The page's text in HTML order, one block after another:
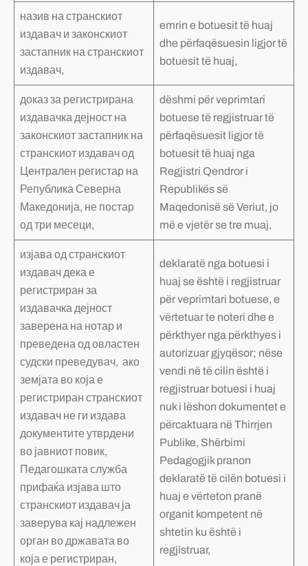
назив на странскиот
издавач и законскиот
застапник на странскиот
издавач,
emrin e botuesit të huaj
dhe përfaqësuesin ligjor të
botuesit të huaj,
доказ за регистрирана
издавачка дејност на
законскиот застапник на
странскиот издавач од
Централен регистар на
Република Северна
Македонија, не постар
од три месеци,
dëshmi për veprimtari
botuese të regjistruar të
përfaqësuesit ligjor të
botuesit të huaj nga
Regjistri Qendror i
Republikës së
Maqedonisë së Veriut, jo
më e vjetër se tre muaj,
изјава од странскиот
издавач дека е
регистриран за
издавачка дејност
заверена на нотар и
преведена од овластен
судски преведувач, ако
земјата во која е
регистриран странскиот
издавач не ги издава
документите утврдени
во јавниот повик,
Педагошката служба
прифаќа изјава што
странскиот издавач ја
заверува кај надлежен
орган во државата во
која е регистриран,
deklaratë nga botuesi i
huaj se është i regjistruar
për veprimtari botuese, e
vërtetuar te noteri dhe e
përkthyer nga përkthyes i
autorizuar gjyqësor; nëse
vendi në të cilin është i
regjistruar botuesi i huaj
nuk i lëshon dokumentet e
përcaktuara në Thirrjen
Publike, Shërbimi
Pedagogjik pranon
deklaratë të cilën botuesi i
huaj e vërteton pranë
organit kompetent në
shtetin ku është i
regjistruar,